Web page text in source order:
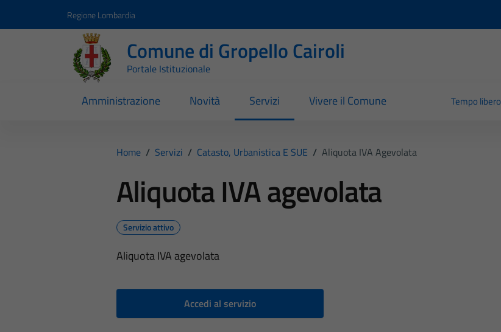
Regione Lombardia
Comune di Gropello Cairoli
Portale Istituzionale
Amministrazione Novità Servizi Vivere il Comune Tempo libero
Home / Servizi / Catasto, Urbanistica E SUE / Aliquota IVA Agevolata
Aliquota IVA agevolata
Servizio attivo
Aliquota IVA agevolata
Accedi al servizio